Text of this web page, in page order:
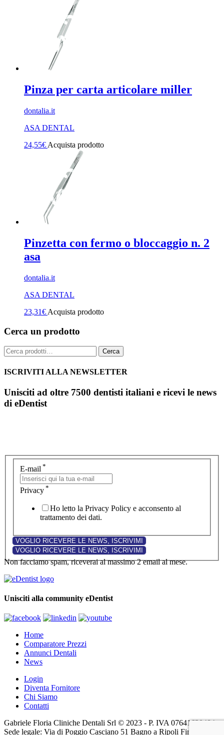
Pinza per carta articolare miller
dontalia.it
ASA DENTAL
24,55€ Acquista prodotto
Pinzetta con fermo o bloccaggio n. 2
asa
dontalia.it
ASA DENTAL
23,31€ Acquista prodotto
Cerca un prodotto
Cerca: Cerca
ISCRIVITI ALLA NEWSLETTER
Unisciti ad oltre 7500 dentisti italiani e ricevi le news
di eDentist
E-mail *
Privacy *
Ho letto la Privacy Policy e acconsento al
trattamento dei dati.
Non facciamo spam, riceverai al massimo 2 email al mese.
Unisciti alla community eDentist
Home
Comparatore Prezzi
Annunci Dentali
News
Login
Diventa Fornitore
Chi Siamo
Contatti
Gabriele Floria Cliniche Dentali Srl © 2023 - P. IVA 07641630484 -
Sede legale: Via di Poggio Casciano 51 Bagno a Ripoli Firenze (FI)